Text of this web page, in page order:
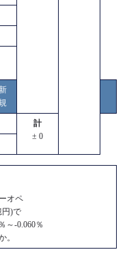
新
計
± 0
オペ
円)で
～-0.060％
。